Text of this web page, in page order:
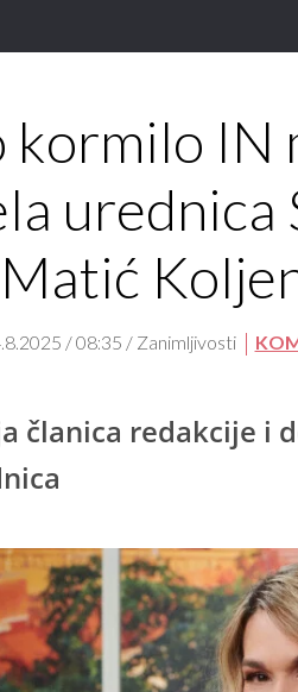
kormilo IN
urednica
Matić
/ 08:35 / Zanimljivosti
članica redakcije i